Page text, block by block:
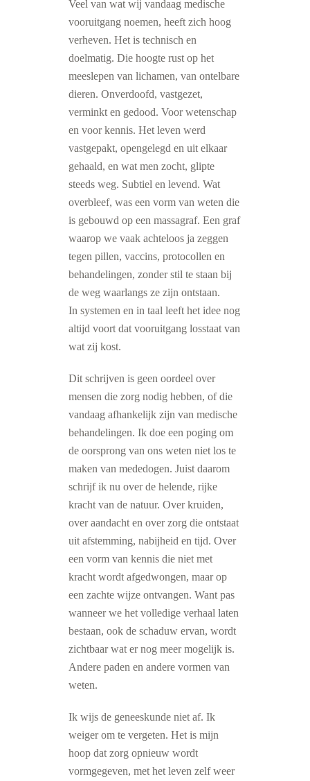
Veel van wat wij vandaag medische
vooruitgang noemen, heeft zich hoog
verheven. Het is technisch en
doelmatig. Die hoogte rust op het
meeslepen van lichamen, van ontelbare
dieren. Onverdoofd, vastgezet,
verminkt en gedood. Voor wetenschap
en voor kennis. Het leven werd
vastgepakt, opengelegd en uit elkaar
gehaald, en wat men zocht, glipte
steeds weg. Subtiel en levend. Wat
overbleef, was een vorm van weten die
is gebouwd op een massagraf. Een graf
waarop we vaak achteloos ja zeggen
tegen pillen, vaccins, protocollen en
behandelingen, zonder stil te staan bij
de weg waarlangs ze zijn ontstaan.
In systemen en in taal leeft het idee nog
altijd voort dat vooruitgang losstaat van
wat zij kost.
Dit schrijven is geen oordeel over
mensen die zorg nodig hebben, of die
vandaag afhankelijk zijn van medische
behandelingen. Ik doe een poging om
de oorsprong van ons weten niet los te
maken van mededogen. Juist daarom
schrijf ik nu over de helende, rijke
kracht van de natuur. Over kruiden,
over aandacht en over zorg die ontstaat
uit afstemming, nabijheid en tijd. Over
een vorm van kennis die niet met
kracht wordt afgedwongen, maar op
een zachte wijze ontvangen. Want pas
wanneer we het volledige verhaal laten
bestaan, ook de schaduw ervan, wordt
zichtbaar wat er nog meer mogelijk is.
Andere paden en andere vormen van
weten.
Ik wijs de geneeskunde niet af. Ik
weiger om te vergeten. Het is mijn
hoop dat zorg opnieuw wordt
vormgegeven, met het leven zelf weer